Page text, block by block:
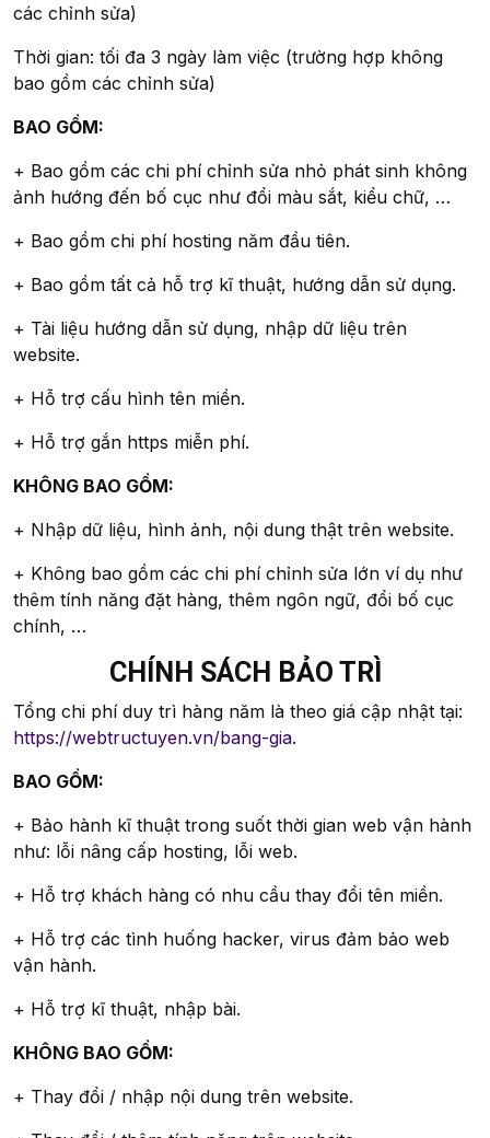
các chỉnh sửa)
Thời gian: tối đa 3 ngày làm việc (trường hợp không
bao gồm các chỉnh sửa)
BAO GỒM:
+ Bao gồm các chi phí chỉnh sửa nhỏ phát sinh không
ảnh hướng đến bố cục như đổi màu sắt, kiểu chữ, …
+ Bao gồm chi phí hosting năm đầu tiên.
+ Bao gồm tất cả hỗ trợ kĩ thuật, hướng dẫn sử dụng.
+ Tài liệu hướng dẫn sử dụng, nhập dữ liệu trên
website.
+ Hỗ trợ cấu hình tên miền.
+ Hỗ trợ gắn https miễn phí.
KHÔNG BAO GỒM:
+ Nhập dữ liệu, hình ảnh, nội dung thật trên website.
+ Không bao gồm các chi phí chỉnh sửa lớn ví dụ như
thêm tính năng đặt hàng, thêm ngôn ngữ, đổi bố cục
chính, …
CHÍNH SÁCH BẢO TRÌ
Tổng chi phí duy trì hàng năm là theo giá cập nhật tại:
https://webtructuyen.vn/bang-gia.
BAO GỒM:
+ Bảo hành kĩ thuật trong suốt thời gian web vận hành
như: lỗi nâng cấp hosting, lỗi web.
+ Hỗ trợ khách hàng có nhu cầu thay đổi tên miền.
+ Hỗ trợ các tình huống hacker, virus đảm bảo web
vận hành.
+ Hỗ trợ kĩ thuật, nhập bài.
KHÔNG BAO GỒM:
+ Thay đổi / nhập nội dung trên website.